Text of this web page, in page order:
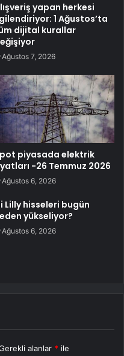
yapan herkesi
1 Ağustos’ta
dijital kurallar
Ağustos 7, 2026
piyasada elektrik
-26 Temmuz 2026
Ağustos 6, 2026
Lilly hisseleri bugün
yükseliyor?
Ağustos 6, 2026
alanlar * ile